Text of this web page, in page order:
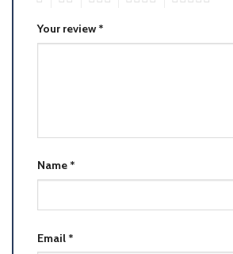
Your review*
Name *
Email *